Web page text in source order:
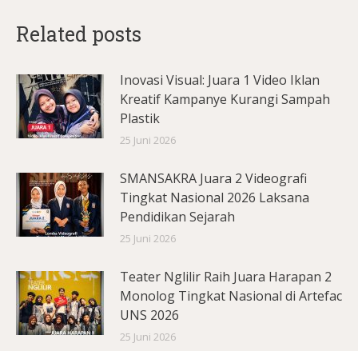
Related posts
Inovasi Visual: Juara 1 Video Iklan
Kreatif Kampanye Kurangi Sampah
Plastik
25 Juni 2026
SMANSAKRA Juara 2 Videografi
Tingkat Nasional 2026 Laksana
Pendidikan Sejarah
25 Juni 2026
Teater Nglilir Raih Juara Harapan 2
Monolog Tingkat Nasional di Artefac
UNS 2026
25 Juni 2026